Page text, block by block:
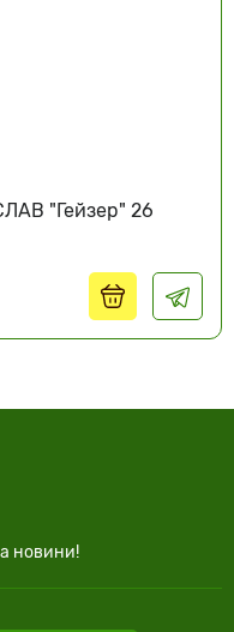
"Гейзер" 26
новини!